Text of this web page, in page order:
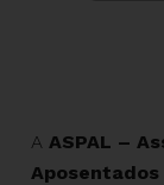
A ASPAL –
Aposentados